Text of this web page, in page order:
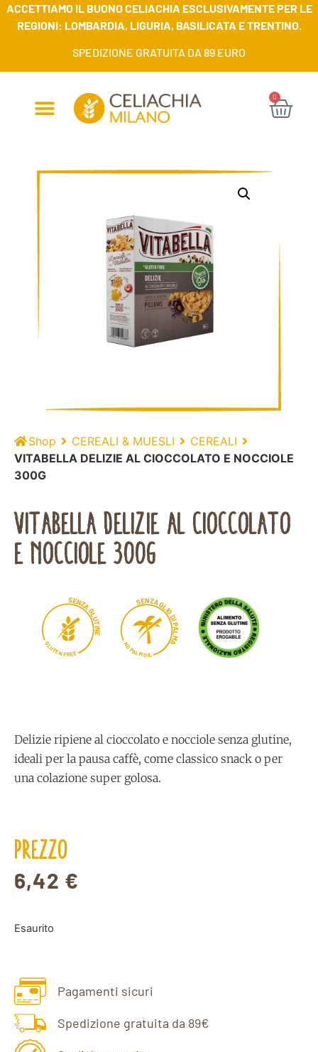
ACCETTIAMO IL BUONO CELIACHIA ESCLUSIVAMENTE PER LE
REGIONI: LOMBARDIA, LIGURIA, BASILICATA E TRENTINO.
SPEDIZIONE GRATUITA DA 89 EURO
0
Shop CEREALI & MUESLI
CEREALI
VITABELLA DELIZIE AL CIOCCOLATO E NOCCIOLE
300G
VITABELLA DELIZIE AL CIOCCOLATO
E NOCCIOLE 300G
SENZ
AG
LU
T
I
N
E
G
L
UTENFREE
SENZAOL
I
O
D
I
P
A
L
M
A
NOPALMOIL
Delizie ripiene al cioccolato e nocciole senza glutine,
ideali per la pausa caffè, come classico snack o per
una colazione super golosa.
PREZZO
6,42 €
Esaurito
Pagamenti sicuri
Spedizione gratuita da 89€